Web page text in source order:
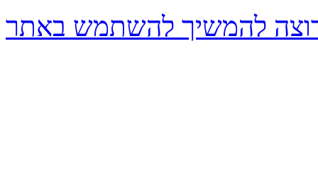
רוצה להמשיך להשתמש באתר